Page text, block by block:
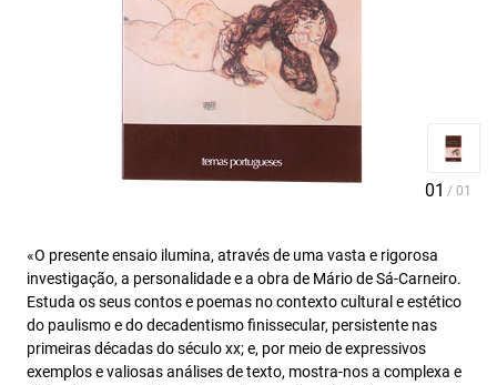
«O presente ensaio ilumina, através de uma vasta e rigorosa
investigação, a personalidade e a obra de Mário de Sá-Carneiro.
Estuda os seus contos e poemas no contexto cultural e estético
do paulismo e do decadentismo finissecular, persistente nas
primeiras décadas do século xx; e, por meio de expressivos
exemplos e valiosas análises de texto, mostra-nos a complexa e